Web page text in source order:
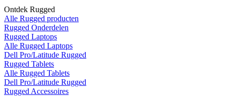
Ontdek Rugged
Alle Rugged producten
Rugged Onderdelen
Rugged Laptops
Alle Rugged Laptops
Dell Pro/Latitude Rugged
Rugged Tablets
Alle Rugged Tablets
Dell Pro/Latitude Rugged
Rugged Accessoires